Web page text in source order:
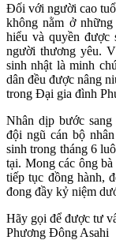
Đối với người cao
không nằm ở
hiểu và quyền được
người thương yêu.
sinh nhật là minh
dân đều được nâng
trong Đại gia đình
Nhân dịp bước
đội ngũ cán bộ
sinh trong tháng 6
tại. Mong các ông
tiếp tục đồng hành,
đong đầy kỷ niệm
Hãy gọi để được tư
Phương Đông Asahi